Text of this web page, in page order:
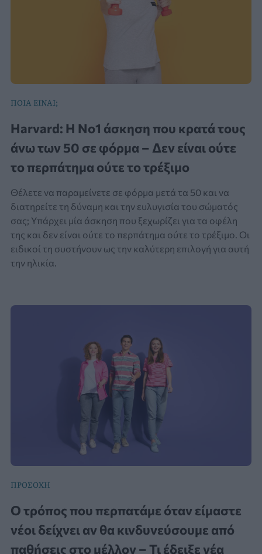
ΠΟΙΑ ΕΙΝΑΙ;
Harvard: Η No1 άσκηση που κρατά τους
άνω των 50 σε φόρμα – Δεν είναι ούτε
το περπάτημα ούτε το τρέξιμο
Θέλετε να παραμείνετε σε φόρμα μετά τα 50 και να
διατηρείτε τη δύναμη και την ευλυγισία του σώματός
σας; Υπάρχει μία άσκηση που ξεχωρίζει για τα οφέλη
της και δεν είναι ούτε το περπάτημα ούτε το τρέξιμο. Οι
ειδικοί τη συστήνουν ως την καλύτερη επιλογή για αυτή
την ηλικία.
ΠΡΟΣΟΧΗ
Ο τρόπος που περπατάμε όταν είμαστε
νέοι δείχνει αν θα κινδυνεύσουμε από
παθήσεις στο μέλλον – Τι έδειξε νέα